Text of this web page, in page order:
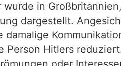
in
dargestellt.
Hitlers
oder